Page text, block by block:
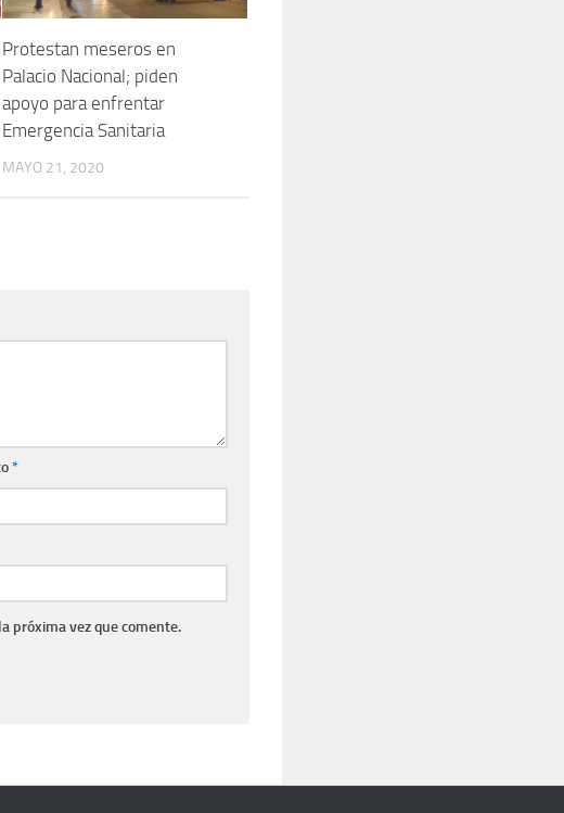
Protestan meseros en
Palacio Nacional; piden
apoyo para enfrentar
Emergencia Sanitaria
MAYO 21, 2020
*
próxima vez que comente.